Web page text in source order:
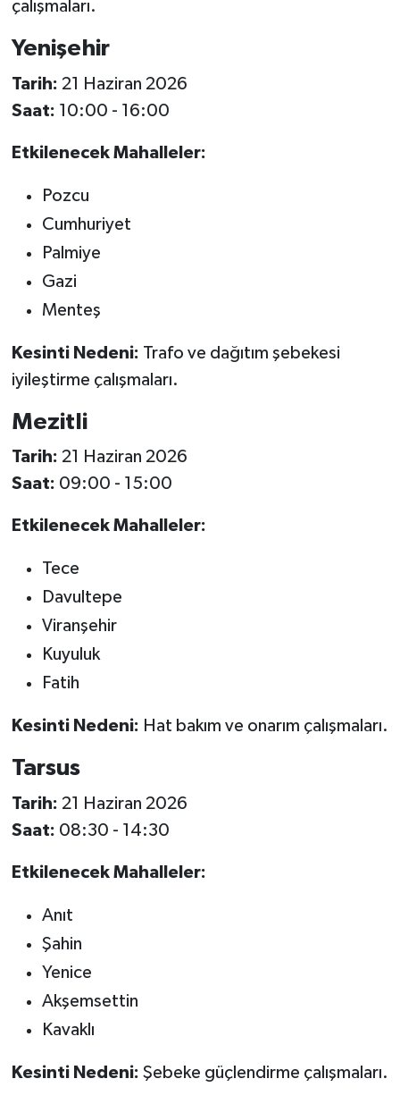
çalışmaları.
Yenişehir
Tarih: 21 Haziran 2026
Saat: 10:00 - 16:00
Etkilenecek Mahalleler:
Pozcu
Cumhuriyet
Palmiye
Gazi
Menteş
Kesinti Nedeni: Trafo ve dağıtım şebekesi
iyileştirme çalışmaları.
Mezitli
Tarih: 21 Haziran 2026
Saat: 09:00 - 15:00
Etkilenecek Mahalleler:
Tece
Davultepe
Viranşehir
Kuyuluk
Fatih
Kesinti Nedeni: Hat bakım ve onarım çalışmaları.
Tarsus
Tarih: 21 Haziran 2026
Saat: 08:30 - 14:30
Etkilenecek Mahalleler:
Anıt
Şahin
Yenice
Akşemsettin
Kavaklı
Kesinti Nedeni: Şebeke güçlendirme çalışmaları.